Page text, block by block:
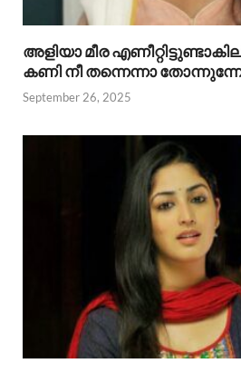
അളിയാ മീര
കണി നീ തന്നെന്നാ തോന്നുന്നേ
September 26, 2025